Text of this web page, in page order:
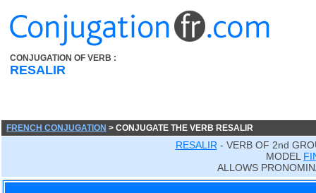
CONJUGATION OF VERB :
RESALIR
FRENCH CONJUGATION > CONJUGATE THE VERB RESALIR
RESALIR - VERB OF 2nd
MODEL
ALLOWS